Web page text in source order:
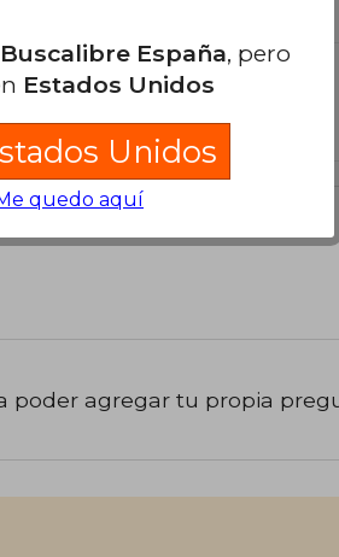
poder agregar tu propia
Buscalibre España, pero
Estados Unidos
Unidos
quedo aquí